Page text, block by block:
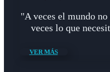
"A veces el mundo
veces lo que
VER MÁS